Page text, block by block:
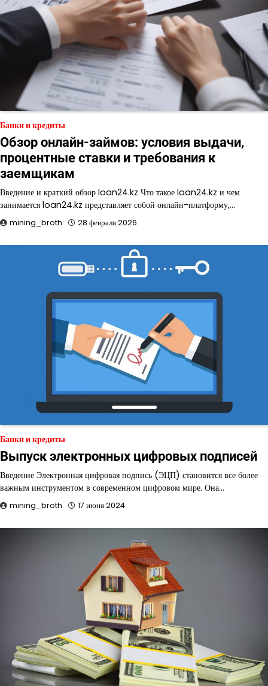
Банки и кредиты
Обзор онлайн-займов: условия выдачи,
процентные ставки и требования к
заемщикам
Введение и краткий обзор loan24.kz Что такое loan24.kz и чем
занимается loan24.kz представляет собой онлайн-платформу,…
mining_broth 28 февраля 2026
Банки и кредиты
Выпуск электронных цифровых подписей
Введение Электронная цифровая подпись (ЭЦП) становится все более
важным инструментом в современном цифровом мире. Она…
mining_broth 17 июня 2024